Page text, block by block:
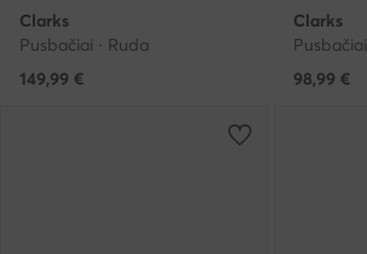
Clarks
Pusbačiai · Ruda
149,99 €
Clarks
98,99 €